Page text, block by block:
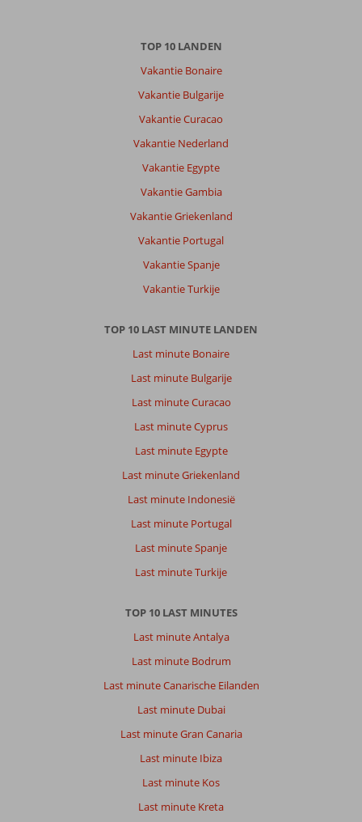
TOP 10 LANDEN
Vakantie Bonaire
Vakantie Bulgarije
Vakantie Curacao
Vakantie Nederland
Vakantie Egypte
Vakantie Gambia
Vakantie Griekenland
Vakantie Portugal
Vakantie Spanje
Vakantie Turkije
TOP 10 LAST MINUTE LANDEN
Last minute Bonaire
Last minute Bulgarije
Last minute Curacao
Last minute Cyprus
Last minute Egypte
Last minute Griekenland
Last minute Indonesië
Last minute Portugal
Last minute Spanje
Last minute Turkije
TOP 10 LAST MINUTES
Last minute Antalya
Last minute Bodrum
Last minute Canarische Eilanden
Last minute Dubai
Last minute Gran Canaria
Last minute Ibiza
Last minute Kos
Last minute Kreta